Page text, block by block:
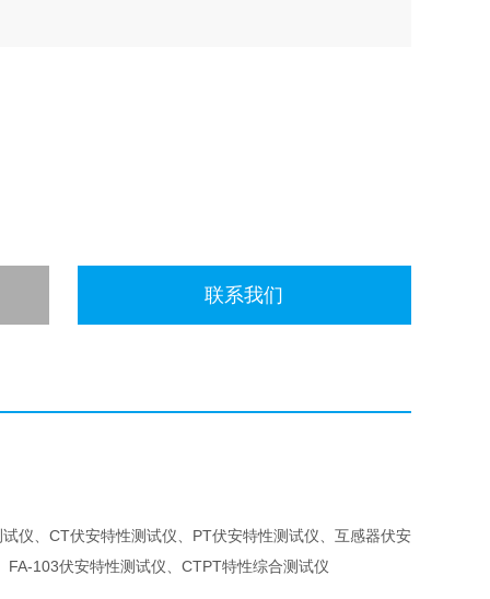
联系我们
仪、CT伏安特性测试仪、PT伏安特性测试仪、互感器伏安
103伏安特性测试仪、CTPT特性综合测试仪